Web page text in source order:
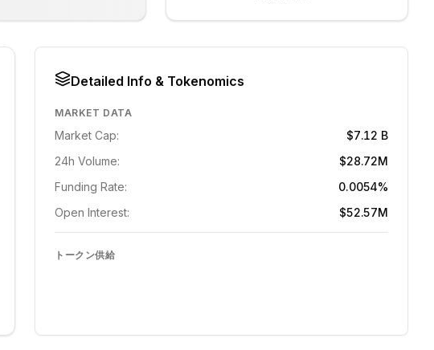
Detailed Info & Tokenomics
MARKET DATA
Market Cap:
$7.12 B
24h Volume:
$28.72M
Funding Rate:
0.0054%
Open Interest:
$52.57M
トークン供給